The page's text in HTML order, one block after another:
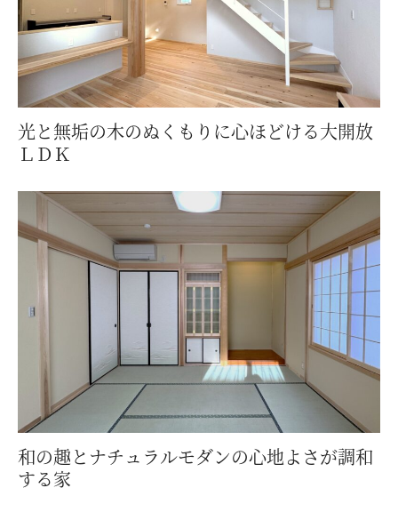
光と無垢の木のぬくもりに心ほどける大開放
ＬＤＫ
和の趣とナチュラルモダンの心地よさが調和
する家